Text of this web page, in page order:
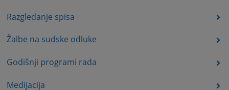
Razgledanje spisa
Žalbe na sudske odluke
Godišnji programi rada
Medijacija